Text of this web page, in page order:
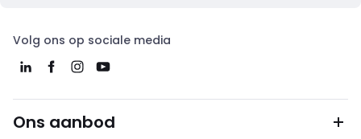
Volg ons op sociale media
Ons aanbod